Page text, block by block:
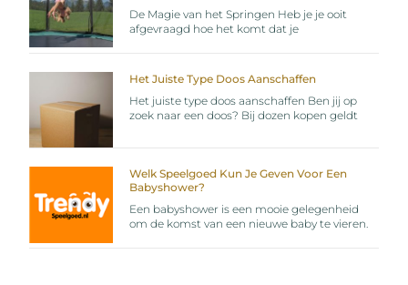
De Magie van het Springen Heb je je ooit
afgevraagd hoe het komt dat je
Het Juiste Type Doos Aanschaffen
Het juiste type doos aanschaffen Ben jij op
zoek naar een doos? Bij dozen kopen geldt
Welk Speelgoed Kun Je Geven Voor Een
Babyshower?
Een babyshower is een mooie gelegenheid
om de komst van een nieuwe baby te vieren.